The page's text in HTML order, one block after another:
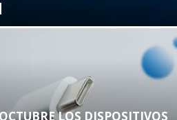
LOS DISPOSITIVOS